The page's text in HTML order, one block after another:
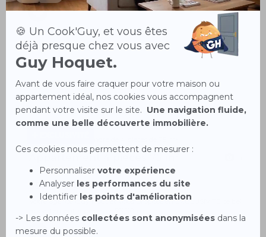
Appartement 4 pièces 75 m²
Romainville 93230
350 000 €
Votre agence Guy Hoquet vous propose en EXCLUSIVITÉ ce bel